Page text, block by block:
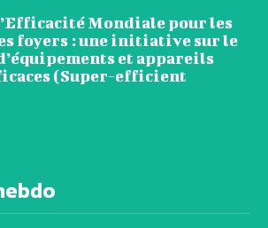
Mondiale pour les
foyers : une initiative sur le
et appareils
(Super-efficient